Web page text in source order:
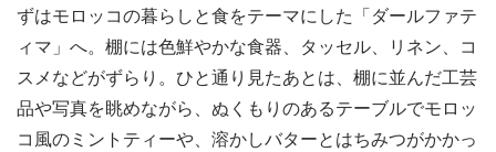
ずはモロッコの暮らしと食をテーマにした「ダールファテ
ィマ」へ。棚には色鮮やかな食器、タッセル、リネン、コ
スメなどがずらり。ひと通り見たあとは、棚に並んだ工芸
品や写真を眺めながら、ぬくもりのあるテーブルでモロッ
コ風のミントティーや、溶かしバターとはちみつがかかっ